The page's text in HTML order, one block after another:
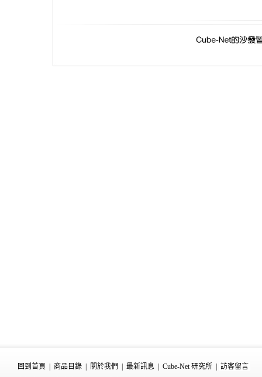
回到首頁 商品目錄 關於我們 最新訊息 Cube-Net 研究所 訪客留言